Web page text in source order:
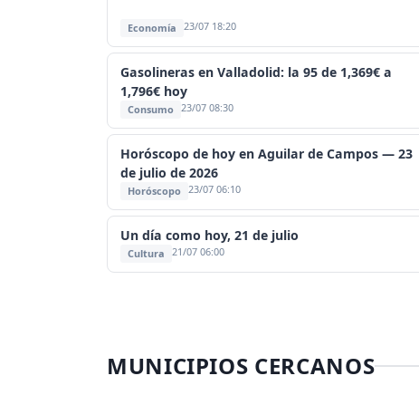
Economía 23/07 18:20
Gasolineras en Valladolid: la 95 de 1,369€ a
1,796€ hoy
Consumo 23/07 08:30
Horóscopo de hoy en Aguilar de Campos — 23
de julio de 2026
Horóscopo 23/07 06:10
Un día como hoy, 21 de julio
Cultura 21/07 06:00
MUNICIPIOS CERCANOS